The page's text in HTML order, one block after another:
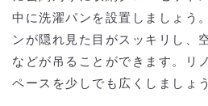
中に洗濯パンを設置しましょう
ンが隠れ見た目がスッキリし、
などが吊ることができます。リ
ペースを少しでも広くしましょう